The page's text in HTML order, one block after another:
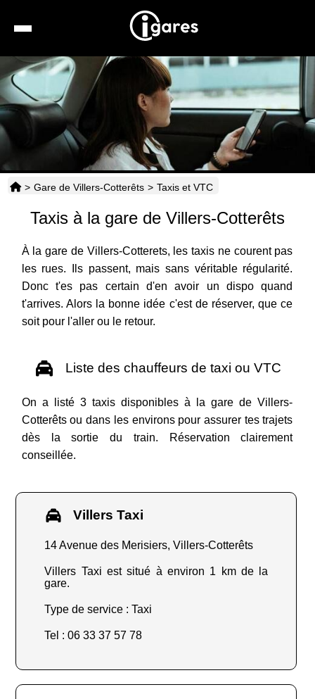
Recherche
Location de voiture
Hôtels
Taxis
> Gare de Villers-Cotterêts > Taxis et VTC
Taxis à la gare de Villers-Cotterêts
À la gare de Villers-Cotterets, les taxis ne courent pas
les rues. Ils passent, mais sans véritable régularité.
Donc t'es pas certain d'en avoir un dispo quand
t'arrives. Alors la bonne idée c'est de réserver, que ce
soit pour l'aller ou le retour.
Liste des chauffeurs de taxi ou VTC
On a listé 3 taxis disponibles à la gare de Villers-
Cotterêts ou dans les environs pour assurer tes trajets
dès la sortie du train. Réservation clairement
conseillée.
Villers Taxi
14 Avenue des Merisiers, Villers-Cotterêts
Villers Taxi est situé à environ 1 km de la
gare.
Type de service : Taxi
Tel : 06 33 37 57 78